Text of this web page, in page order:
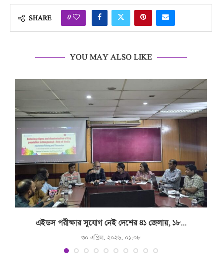
SHARE 0
YOU MAY ALSO LIKE
এইডস পরীক্ষার সুযোগ নেই দেশের ৪১ জেলায়, ১৮...
৩০ এপ্রিল, ২০২৬, ০১:০৮